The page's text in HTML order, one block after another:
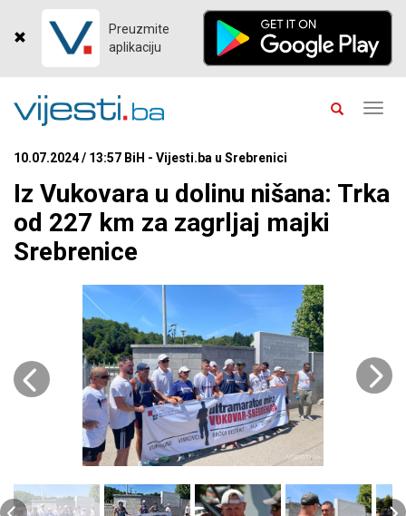
Preuzmite
aplikaciju
10.07.2024 / 13:57 BiH - Vijesti.ba u Srebrenici
Iz Vukovara u dolinu nišana: Trka
od 227 km za zagrljaj majki
Srebrenice